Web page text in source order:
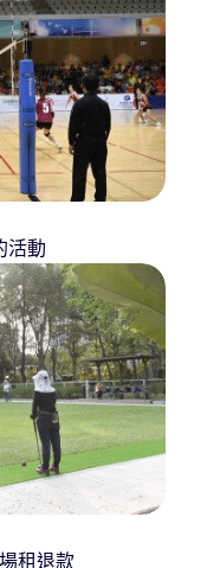
活動
租退款